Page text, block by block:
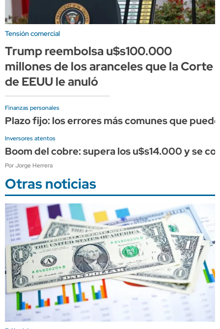
Tensión comercial
Trump reembolsa u$s100.000
millones de los aranceles que la Corte
de EEUU le anuló
Finanzas personales
Plazo fijo: los errores más comunes que
Inversores atentos
Boom del cobre: supera los u$s14.000 y se
Por Jorge Herrera
Otras noticias